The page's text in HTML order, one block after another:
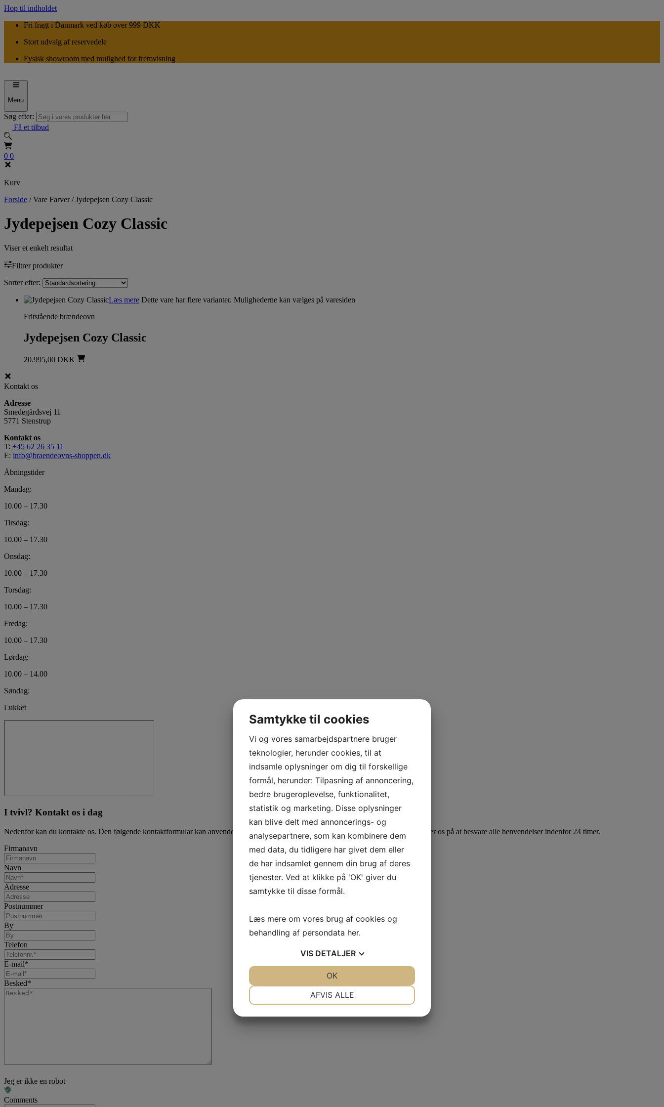
Hop til indholdet
Fri fragt i Danmark ved køb over 999 DKK
Stort udvalg af reservedele
Fysisk showroom med mulighed for fremvisning
Menu
Søg efter:
Få et tilbud
0 0
Kurv
Forside /Vare Farver/Jydepejsen Cozy Classic
Jydepejsen Cozy Classic
Viser et enkelt resultat
Filtrer produkter
Sorter efter:
Læs mere Dette vare har flere varianter. Mulighederne kan vælges på varesiden
Fritstående brændeovn
Jydepejsen Cozy Classic
20.995,00 DKK
Kontakt os
Adresse
Smedegårdsvej 11
5771 Stenstrup
Kontakt os
T: +45 62 26 35 11
E: info@braendeovns-shoppen.dk
Åbningstider
Mandag:
10.00 – 17.30
Tirsdag:
10.00 – 17.30
Onsdag:
10.00 – 17.30
Torsdag:
10.00 – 17.30
Fredag:
10.00 – 17.30
Lørdag:
10.00 – 14.00
Søndag:
Lukket
I tvivl? Kontakt os i dag
Nedenfor kan du kontakte os. Den følgende kontaktformular kan anvendes til alle spørgsmål som du ikke har fået svar på her. Vi bestræber os på at besvare alle henvendelser indenfor 24 timer.
Firmanavn
Navn
Adresse
Postnummer
By
Telefon
E-mail*
Besked*
Jeg er ikke en robot
Comments
Samtykke til cookies
Vi og vores samarbejdspartnere bruger
teknologier, herunder cookies, til at
indsamle oplysninger om dig til forskellige
formål, herunder: Tilpasning af annoncering,
bedre brugeroplevelse, funktionalitet,
statistik og marketing. Disse oplysninger
kan blive delt med annoncerings- og
analysepartnere, som kan kombinere dem
med data, du tidligere har givet dem eller
de har indsamlet gennem din brug af deres
tjenester. Ved at klikke på 'OK' giver du
samtykke til disse formål.
Læs mere om vores brug af cookies og
behandling af persondata her.
VIS DETALJER
AFVIS ALLE
OK